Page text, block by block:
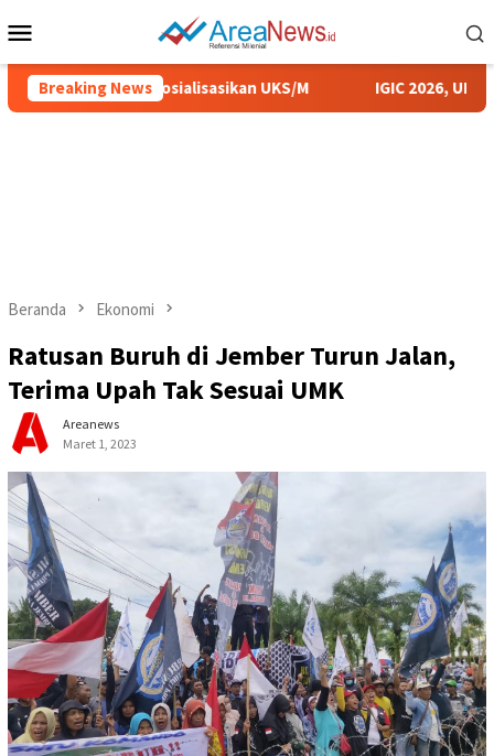
ke
Mobile
Breaking News
Sumenep Sosialisasikan UKS/M IGIC 2026, UIN
Beranda Ekonomi
Ratusan Buruh di Jember Turun Jalan,
Terima Upah Tak Sesuai UMK
Areanews
Maret 1, 2023